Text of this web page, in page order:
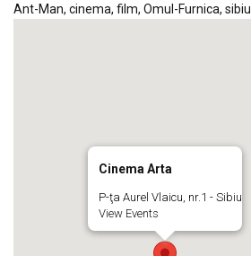
Ant-Man, cinema, film, Omul-Furnica, sibiu
Cinema Arta
P-ţa Aurel Vlaicu, nr.1 - Sibiu
View Events